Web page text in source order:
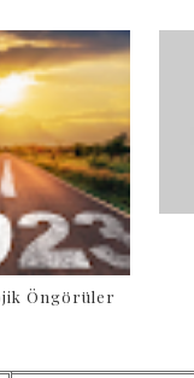
Öngörüler